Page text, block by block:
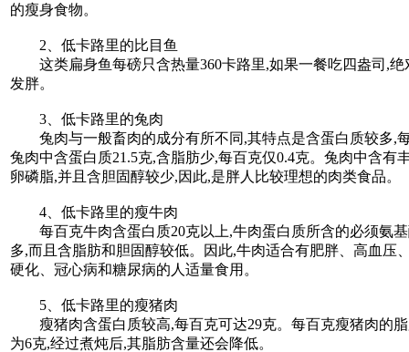
的瘦身食物。
2、低卡路里的比目鱼
这类扁身鱼每磅只含热量360卡路里,如果一餐吃四盎司,绝
发胖。
3、低卡路里的兔肉
兔肉与一般畜肉的成分有所不同,其特点是含蛋白质较多,
兔肉中含蛋白质21.5克,含脂肪少,每百克仅0.4克。兔肉中含有
卵磷脂,并且含胆固醇较少,因此,是胖人比较理想的肉类食品。
4、低卡路里的瘦牛肉
每百克牛肉含蛋白质20克以上,牛肉蛋白质所含的必须氨
多,而且含脂肪和胆固醇较低。因此,牛肉适合有肥胖、高血压
硬化、冠心病和糖尿病的人适量食用。
5、低卡路里的瘦猪肉
瘦猪肉含蛋白质较高,每百克可达29克。每百克瘦猪肉的
为6克,经过煮炖后,其脂肪含量还会降低。